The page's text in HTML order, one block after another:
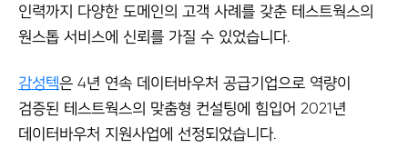
인력까지 다양한 도메인의 고객 사례를 갖춘 테스트웍스의
원스톱 서비스에 신뢰를 가질 수 있었습니다.
감성텍은 4년 연속 데이터바우처 공급기업으로 역량이
검증된 테스트웍스의 맞춤형 컨설팅에 힘입어 2021년
데이터바우처 지원사업에 선정되었습니다.